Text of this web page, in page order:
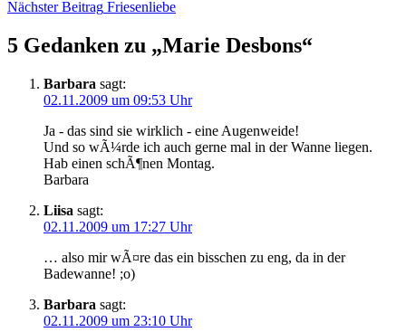
Nächster Beitrag Friesenliebe
5 Gedanken zu „Marie Desbons“
Barbara sagt:
02.11.2009 um 09:53 Uhr
Ja - das sind sie wirklich - eine Augenweide!
Und so wÃ¼rde ich auch gerne mal in der Wanne liegen.
Hab einen schÃ¶nen Montag.
Barbara
Liisa sagt:
02.11.2009 um 17:27 Uhr
… also mir wÃ¤re das ein bisschen zu eng, da in der
Badewanne! ;o)
Barbara sagt:
02.11.2009 um 23:10 Uhr